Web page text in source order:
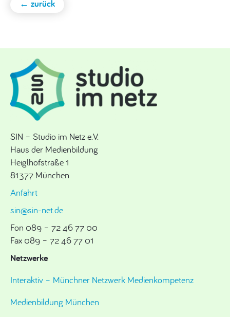
← zurück
SIN – Studio im Netz e.V.
Haus der Medienbildung
Heiglhofstraße 1
81377 München
Anfahrt
sin@sin-net.de
Fon 089 – 72 46 77 00
Fax 089 – 72 46 77 01
Netzwerke
Interaktiv – Münchner Netzwerk Medienkompetenz
Medienbildung München